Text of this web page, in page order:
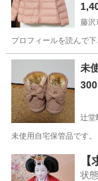
藤沢
プロフィールを読んで
神奈川 藤沢市 未
辻堂
未使用自宅保管品です。
神奈川
状